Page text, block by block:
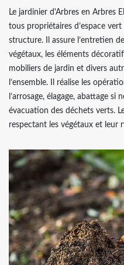
Le jardinier d'Arbres en Arbres
tous propriétaires d’espace
structure. Il assure l’entretien
végétaux, les éléments
mobiliers de jardin et divers
l’ensemble. Il réalise les
l’arrosage, élagage, abattage si
évacuation des déchets verts.
respectant les végétaux et leur